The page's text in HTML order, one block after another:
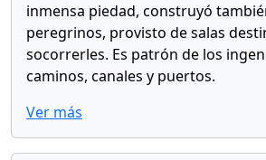
inmensa piedad, construyó
peregrinos, provisto de salas
socorrerles. Es patrón de los
caminos, canales y puertos.
Ver más